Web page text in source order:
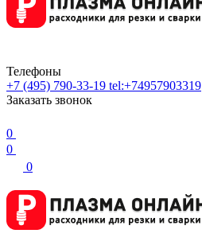
Телефоны
+7 (495) 790-33-19 tel:+74957903319
Заказать звонок
0
0
0